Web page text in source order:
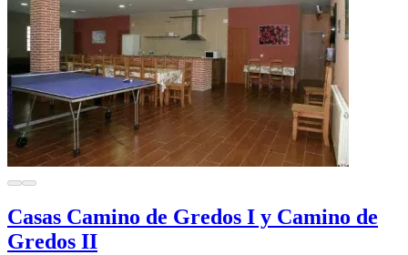
Casas Camino de Gredos I y Camino de
Gredos II